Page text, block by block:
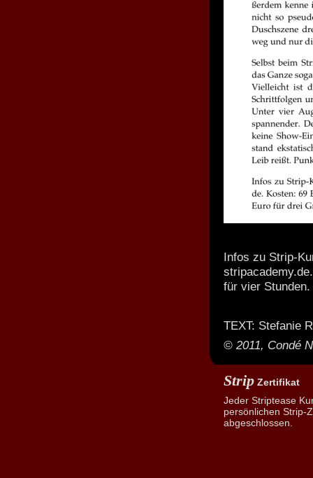
Infos zu Strip-
für vier
TEXT: Stefanie
© 2011, Condé
Strip Zertifikat
Jeder Striptease
persönlichen Strip-
abgeschlossen.